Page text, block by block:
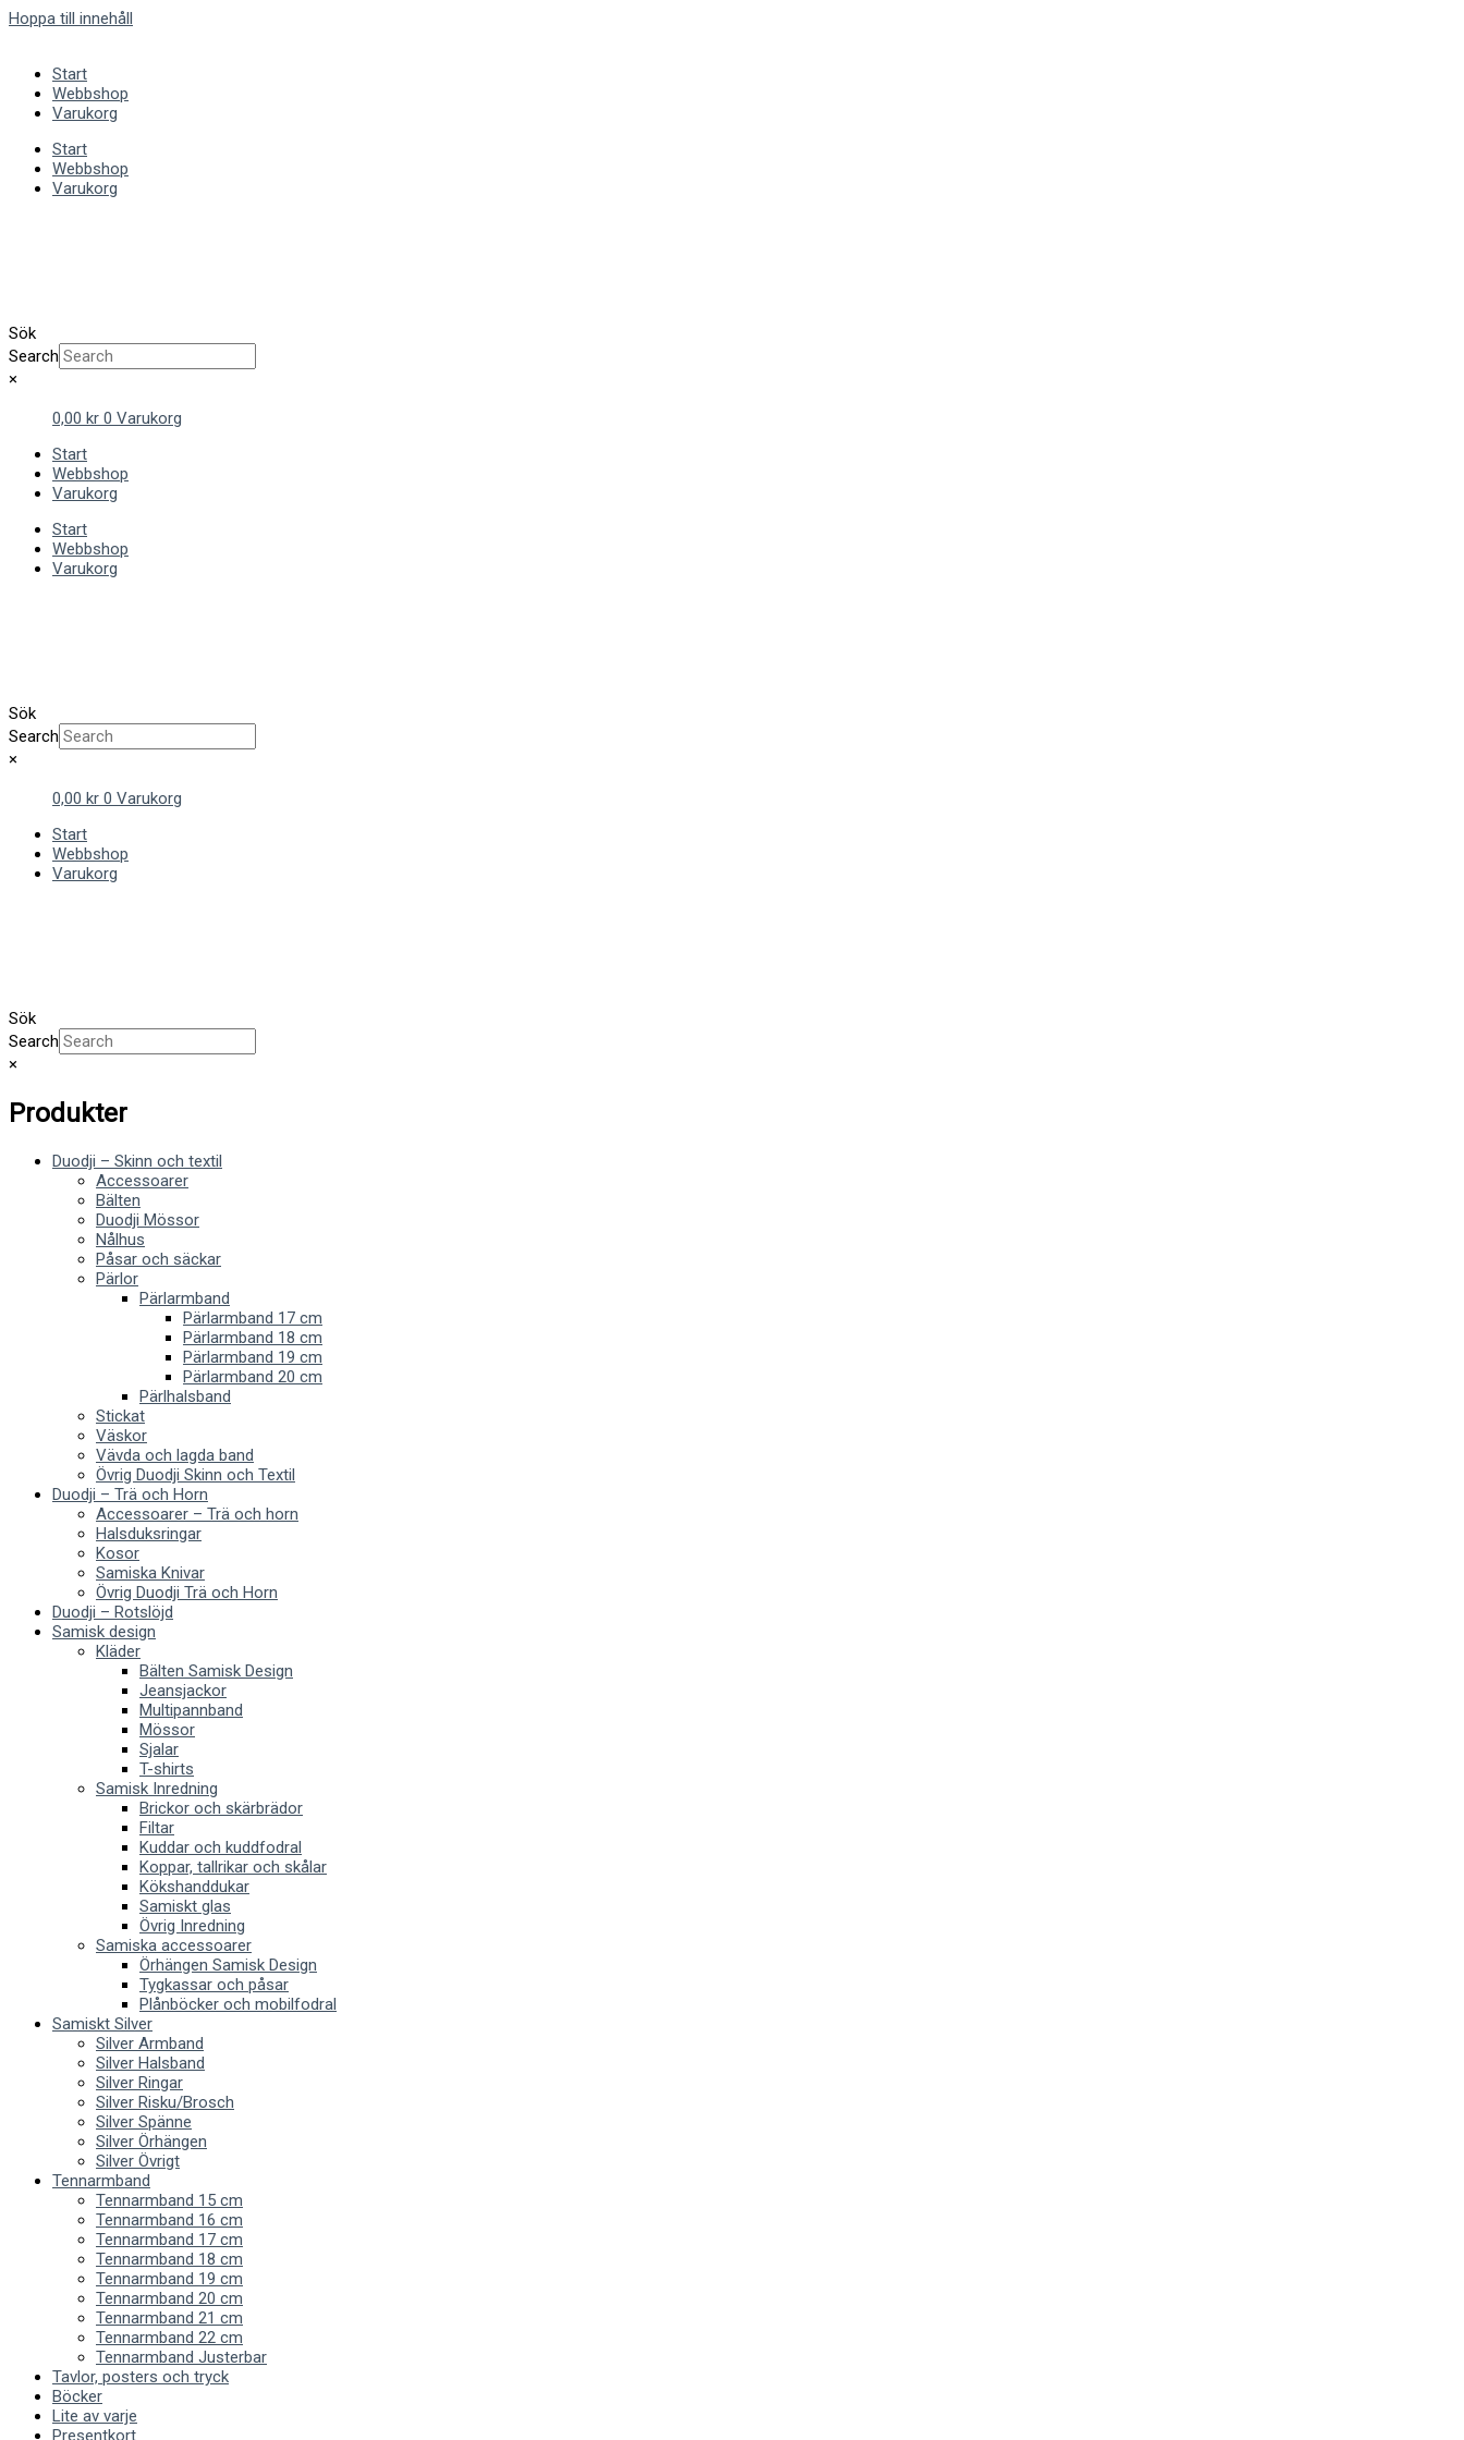
Hoppa till innehåll
Start
Webbshop
Varukorg
Start
Webbshop
Varukorg
Sök
Search
×
0,00 kr 0 Varukorg
Start
Webbshop
Varukorg
Start
Webbshop
Varukorg
Sök
Search
×
0,00 kr 0 Varukorg
Start
Webbshop
Varukorg
Sök
Search
×
Produkter
Duodji – Skinn och textil
Accessoarer
Bälten
Duodji Mössor
Nålhus
Påsar och säckar
Pärlor
Pärlarmband
Pärlarmband 17 cm
Pärlarmband 18 cm
Pärlarmband 19 cm
Pärlarmband 20 cm
Pärlhalsband
Stickat
Väskor
Vävda och lagda band
Övrig Duodji Skinn och Textil
Duodji – Trä och Horn
Accessoarer – Trä och horn
Halsduksringar
Kosor
Samiska Knivar
Övrig Duodji Trä och Horn
Duodji – Rotslöjd
Samisk design
Kläder
Bälten Samisk Design
Jeansjackor
Multipannband
Mössor
Sjalar
T-shirts
Samisk Inredning
Brickor och skärbrädor
Filtar
Kuddar och kuddfodral
Koppar, tallrikar och skålar
Kökshanddukar
Samiskt glas
Övrig Inredning
Samiska accessoarer
Örhängen Samisk Design
Tygkassar och påsar
Plånböcker och mobilfodral
Samiskt Silver
Silver Armband
Silver Halsband
Silver Ringar
Silver Risku/Brosch
Silver Spänne
Silver Örhängen
Silver Övrigt
Tennarmband
Tennarmband 15 cm
Tennarmband 16 cm
Tennarmband 17 cm
Tennarmband 18 cm
Tennarmband 19 cm
Tennarmband 20 cm
Tennarmband 21 cm
Tennarmband 22 cm
Tennarmband Justerbar
Tavlor, posters och tryck
Böcker
Lite av varje